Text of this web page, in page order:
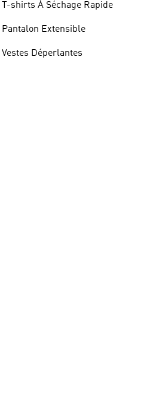
T-shirts À Séchage Rapide
Pantalon Extensible
Vestes Déperlantes